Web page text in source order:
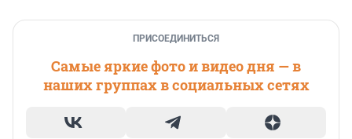
ПРИСОЕДИНИТЬСЯ
Самые яркие фото и видео дня — в
наших группах в социальных сетях